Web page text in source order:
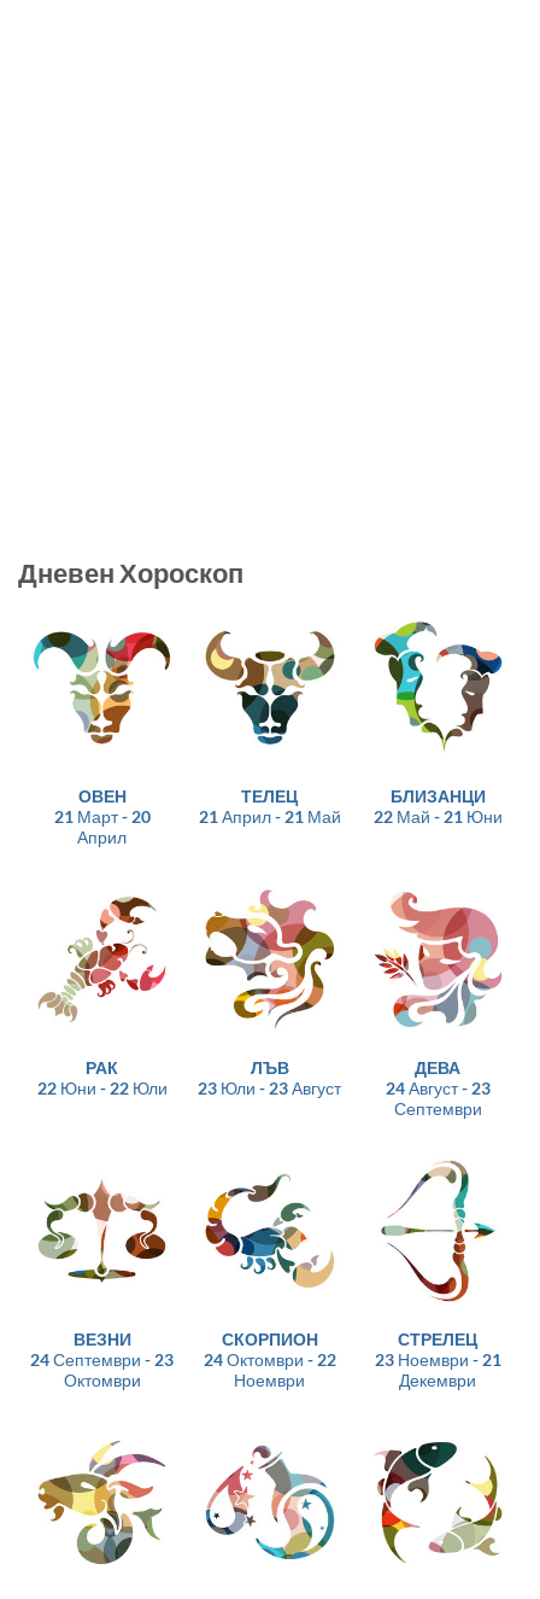
Дневен Хороскоп
ОВЕН
21 Март - 20
Април
ТЕЛЕЦ
21 Април - 21 Май
БЛИЗАНЦИ
22 Май - 21 Юни
РАК
22 Юни - 22 Юли
ЛЪВ
23 Юли - 23 Август
ДЕВА
24 Август - 23
Септември
ВЕЗНИ
24 Септември - 23
Октомври
СКОРПИОН
24 Октомври - 22
Ноември
СТРЕЛЕЦ
23 Ноември - 21
Декември